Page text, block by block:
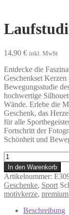
14,90 € inkl. MwSt
Entdecke die
Geschenkset
Bewegungsstudie
hochwertige
Wände. Erlebe die
Geschenk, das
für alle
Fortschritt der
Schönheit und
Laufstudie
-
Geschenkbox
Menge
In den Warenkorb
Artikelnummer:
Geschenke, Sport
motivkerze, premium
Beschreibung